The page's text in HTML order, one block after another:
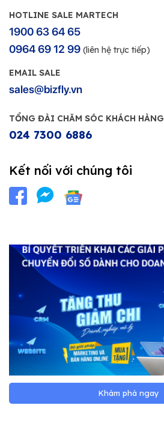
HOTLINE SALE MARTECH
1900 63 64 65
0964 69 12 99 (liên hệ trực tiếp)
EMAIL SALE
sales@bizfly.vn
TỔNG ĐÀI CHĂM SÓC KHÁCH HÀNG
024 7300 6886
Kết nối với chúng tôi
Khám phá ngay